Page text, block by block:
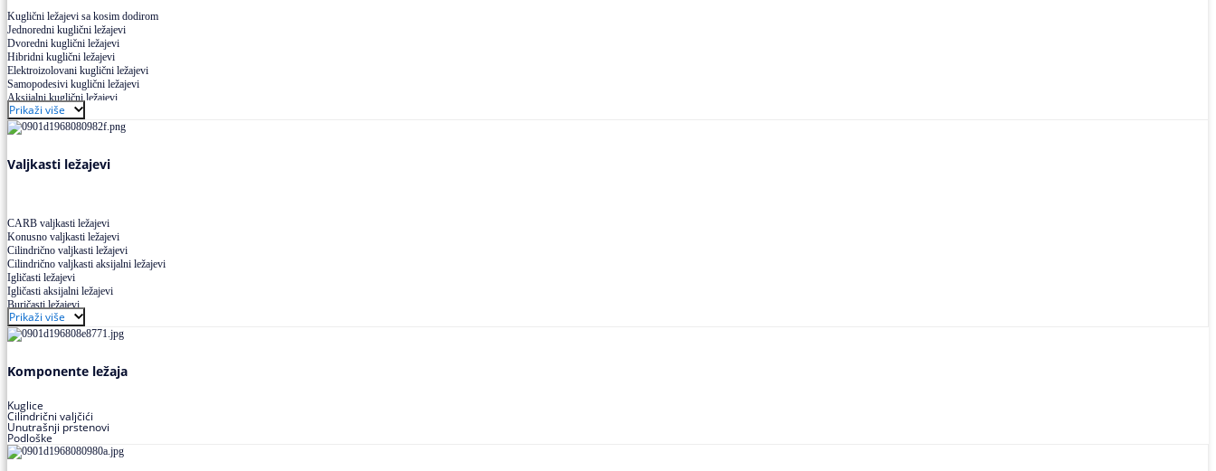
Kuglični ležajevi sa kosim dodirom
Jednoredni kuglični ležajevi
Dvoredni kuglični ležajevi
Hibridni kuglični ležajevi
Elektroizolovani kuglični ležajevi
Samopodesivi kuglični ležajevi
Aksijalni kuglični ležajevi
Kuglični ležajevi od nerđajućeg čelika
Prikaži više
Valjkasti ležajevi
CARB valjkasti ležajevi
Konusno valjkasti ležajevi
Cilindrično valjkasti ležajevi
Cilindrično valjkasti aksijalni ležajevi
Igličasti ležajevi
Igličasti aksijalni ležajevi
Buričasti ležajevi
Buričasti zaptiveni ležajevi
Buričasti aksijalni ležajevi
Prikaži više
Komponente ležaja
Kuglice
Cilindrični valjčići
Unutrašnji prstenovi
Podloške